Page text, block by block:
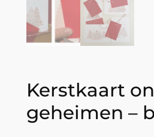
Kerstkaart
geheimen –